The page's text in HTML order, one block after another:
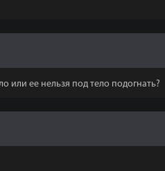
или ее нельзя под тело подогнать?